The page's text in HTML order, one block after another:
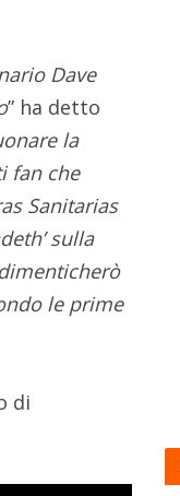
Dave
” ha detto
la
fan che
Sanitarias
sulla
le prime
di